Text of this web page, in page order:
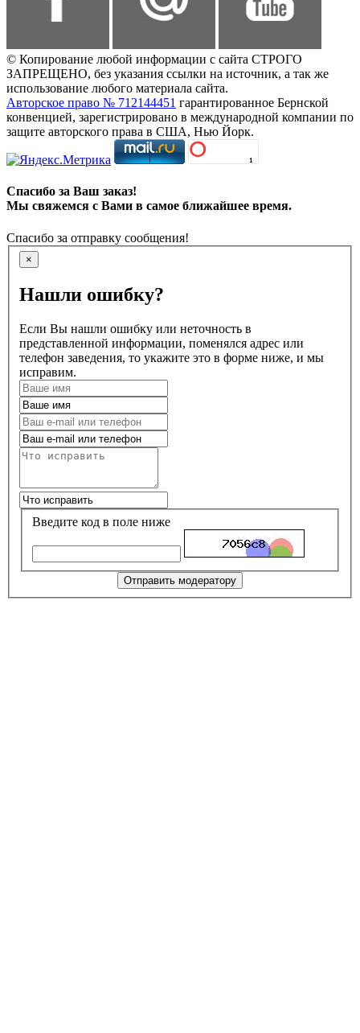
© Копирование любой информации с сайта СТРОГО
ЗАПРЕЩЕНО, без указания ссылки на источник, а так же
использование любого материала сайта.
Авторское право № 712144451 гарантированное Бернской
конвенцией, зарегистрировано в международной компании по
защите авторского права в США, Нью Йорк.
Спасибо за Ваш заказ!
Мы свяжемся с Вами в самое ближайшее время.
Спасибо за отправку сообщения!
×
Нашли ошибку?
Если Вы нашли ошибку или неточность в
представленной информации, поменялся адрес или
телефон заведения, то укажите это в форме ниже, и мы
исправим.
Введите код в поле ниже
Отправить модератору